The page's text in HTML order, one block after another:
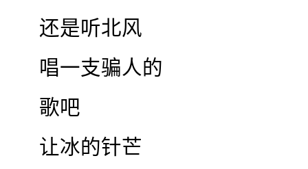
还是听北风
唱一支骗人的
歌吧
让冰的针芒